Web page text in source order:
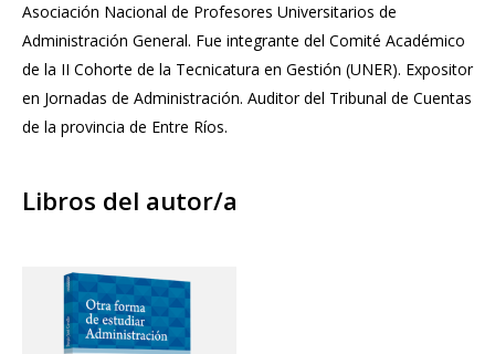
Asociación Nacional de Profesores Universitarios de
Administración General. Fue integrante del Comité Académico
de la II Cohorte de la Tecnicatura en Gestión (UNER). Expositor
en Jornadas de Administración. Auditor del Tribunal de Cuentas
de la provincia de Entre Ríos.
Libros del autor/a